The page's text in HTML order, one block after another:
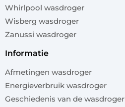
Whirlpool wasdroger
Wisberg wasdroger
Zanussi wasdroger
informatie
Afmetingen wasdroger
Energieverbruik wasdroger
Geschiedenis van de wasdroger